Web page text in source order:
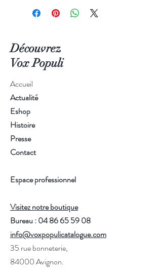
Dimension: H43x25
Découvrez
Vox Populi
Accueil
Actualité
Eshop
Histoire
Presse
Contact
Espace professionnel
Visitez notre boutique
Bureau : 04 86 65 59 08
info@voxpopulicatalogue.com
35 rue bonneterie,
84000 Avignon.